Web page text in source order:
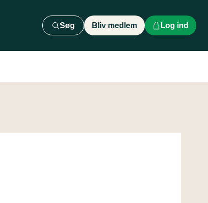
Søg Bliv medlem Log ind